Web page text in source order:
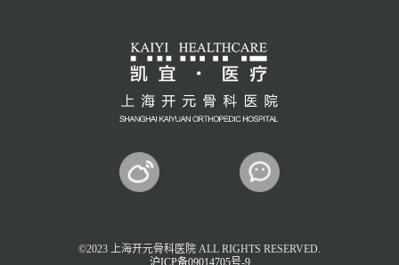
©2023 上海开元骨科医院 ALL RIGHTS RESERVED.
沪ICP备09014705号-9